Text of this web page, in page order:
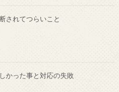
されてつらいこと
かった事と対応の失敗